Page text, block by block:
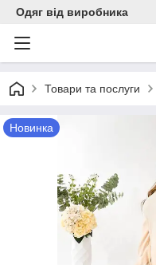
Одяг від виробника
Товари та послуги
Новинка